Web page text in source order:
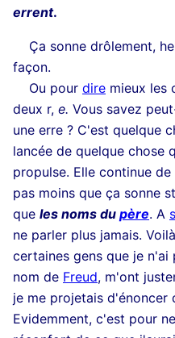
errent.
Ça sonne drôlement,
façon.
Ou pour dire mieux les
deux r, e. Vous savez
une erre ? C'est quelque
lancée de quelque chose
propulse. Elle continue
pas moins que ça sonne
que les noms du père. A
ne parler plus jamais.
certaines gens que je n'ai
nom de Freud, m'ont
je me projetais d'énoncer
Evidemment, c'est pour